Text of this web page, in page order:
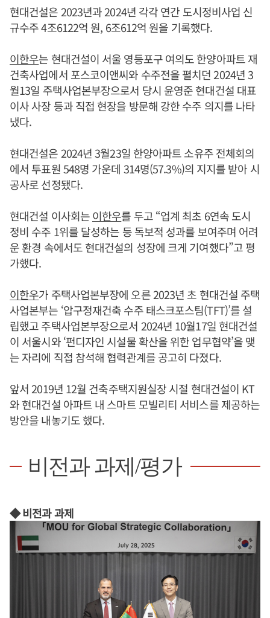
현대건설은 2023년과 2024년 각각 연간 도시정비사업 신
규수주 4조6122억 원, 6조612억 원을 기록했다.
이한우는 현대건설이 서울 영등포구 여의도 한양아파트 재
건축사업에서 포스코이앤씨와 수주전을 펼치던 2024년 3
월13일 주택사업본부장으로서 당시 윤영준 현대건설 대표
이사 사장 등과 직접 현장을 방문해 강한 수주 의지를 나타
냈다.
현대건설은 2024년 3월23일 한양아파트 소유주 전체회의
에서 투표원 548명 가운데 314명(57.3%)의 지지를 받아 시
공사로 선정됐다.
현대건설 이사회는이한우를 두고 “업계 최초 6연속 도시
정비 수주 1위를 달성하는 등 독보적 성과를 보여주며 어려
운 환경 속에서도 현대건설의 성장에 크게 기여했다”고 평
가했다.
이한우가 주택사업본부장에 오른 2023년 초 현대건설 주택
사업본부는 ‘압구정재건축 수주 태스크포스팀(TFT)’를 설
립했고 주택사업본부장으로서 2024년 10월17일 현대건설
이 서울시와 ‘펀디자인 시설물 확산을 위한 업무협약’을 맺
는 자리에 직접 참석해 협력관계를 공고히 다졌다.
앞서 2019년 12월 건축주택지원실장 시절 현대건설이 KT
와 현대건설 아파트 내 스마트 모빌리티 서비스를 제공하는
방안을 내놓기도 했다.
비전과 과제/평가
◆ 비전과 과제